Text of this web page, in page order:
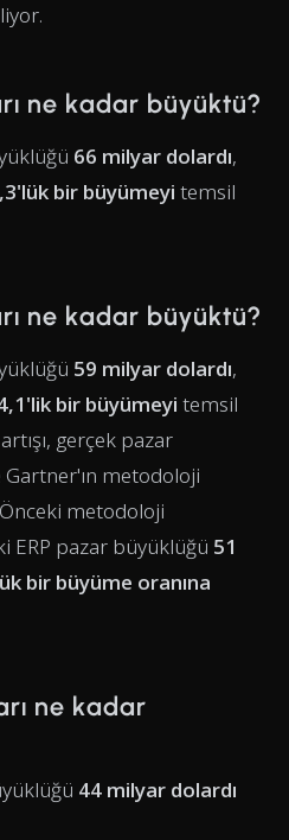
ne kadar büyüktü?
66 milyar dolardı,
bir büyümeyi temsil
ne kadar büyüktü?
59 milyar dolardı,
bir büyümeyi temsil
gerçek pazar
metodoloji
metodoloji
ERP pazar büyüklüğü 51
bir büyüme oranına
ne kadar
44 milyar dolardı